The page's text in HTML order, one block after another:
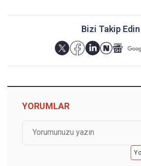
Bizi Takip Edin
YORUMLAR